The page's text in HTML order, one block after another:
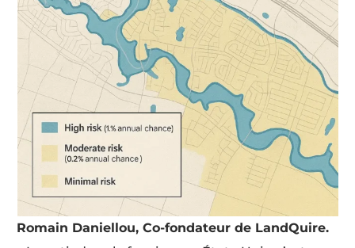
Romain Daniellou, Co-fondateur de LandQuire.